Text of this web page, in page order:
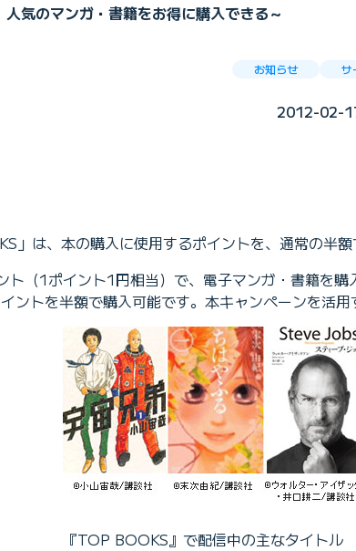
気のマンガ・書籍をお得に購入できる～
お知らせ サ
2012-02-
は、本の購入に使用するポイントを、通常の半
ト（1ポイント1円相当）で、電子マンガ・書籍
トを半額で購入可能です。本キャンペーンを活
『TOP BOOKS』で配信中の主なタイトル